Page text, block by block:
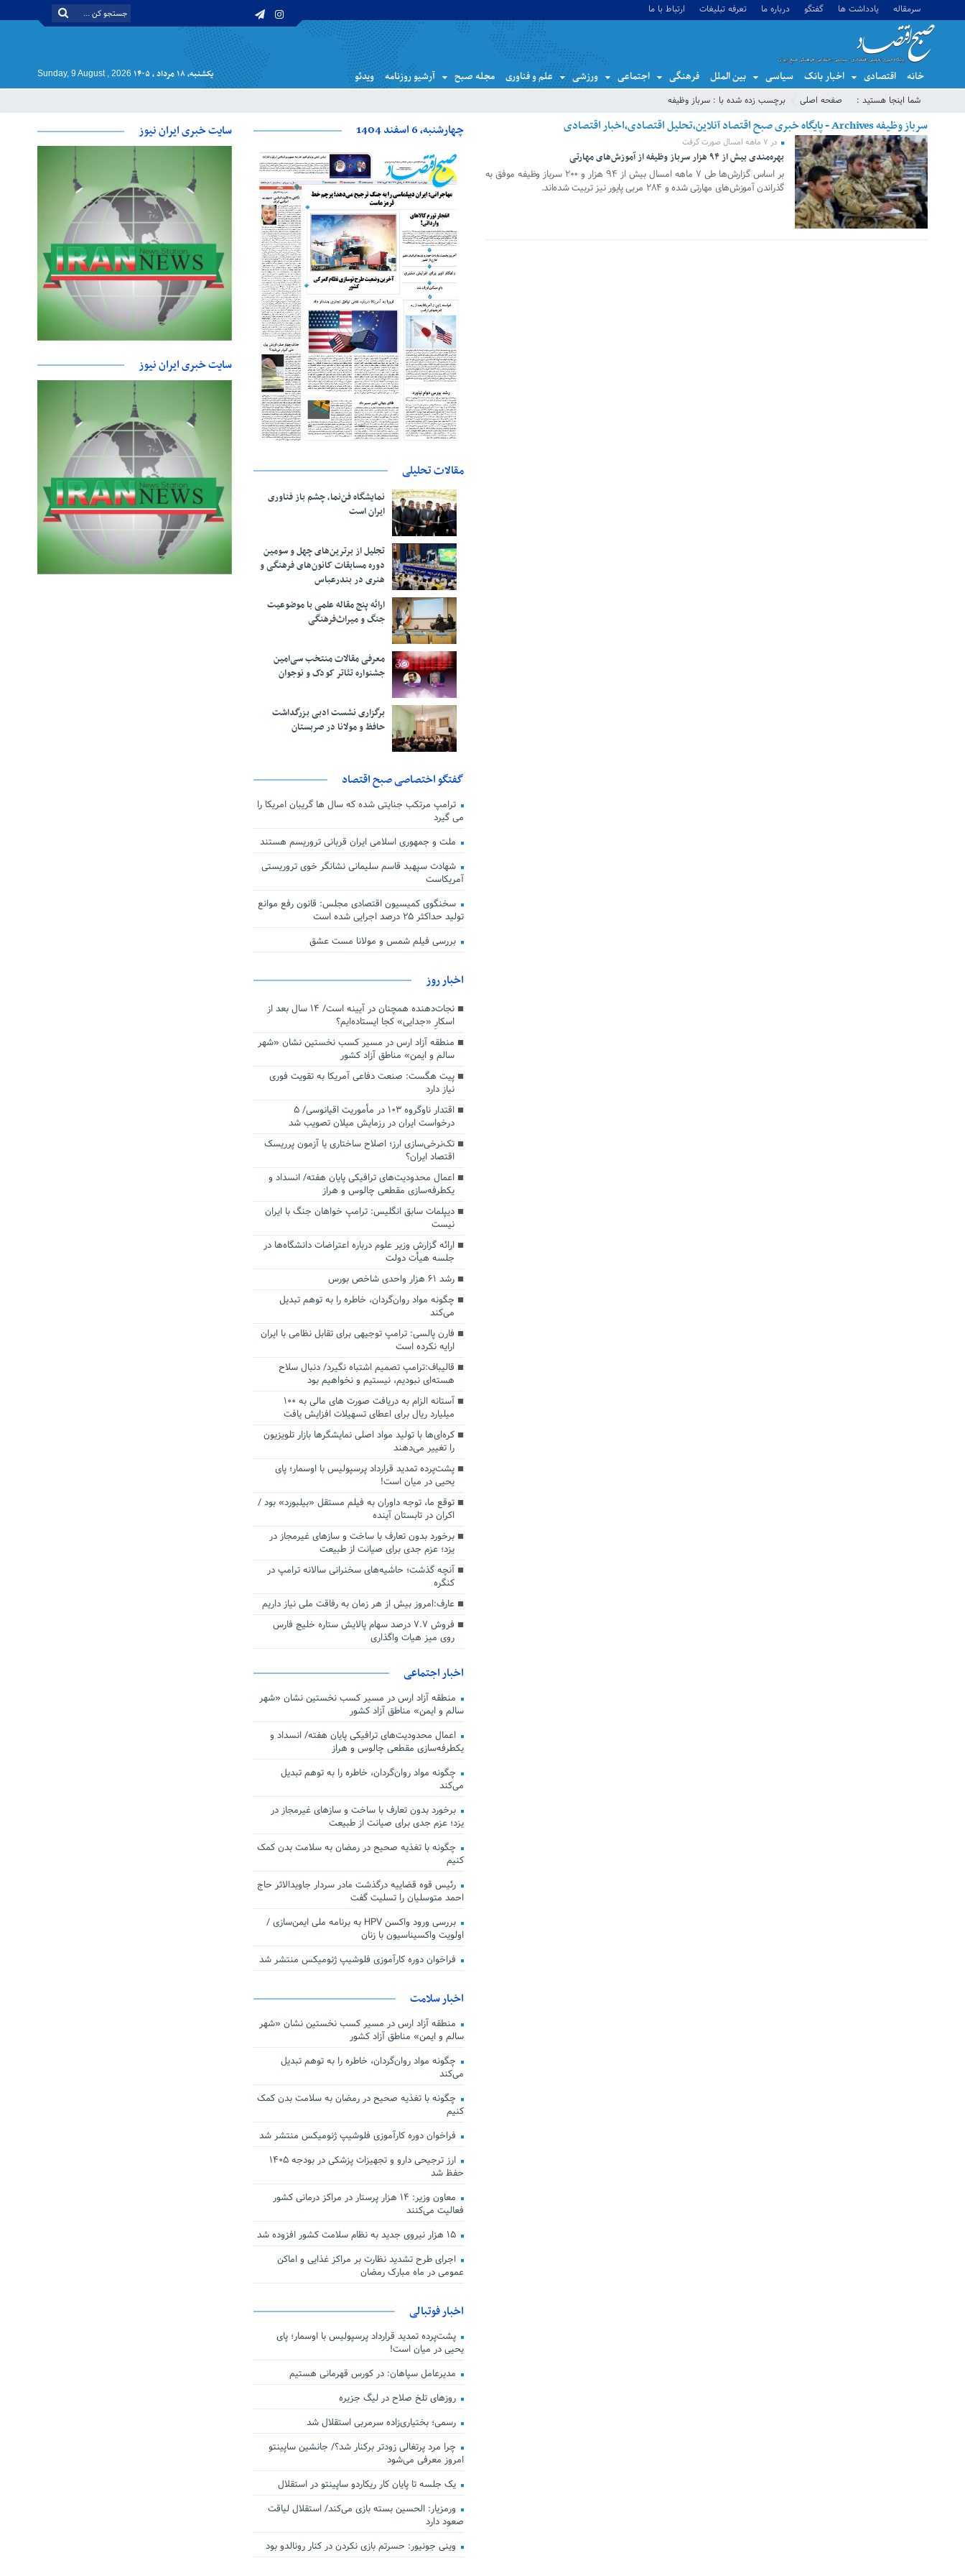
سرمقاله یادداشت ها گفتگو درباره ما تعرفه تبلیغات ارتباط با ما
خانه اقتصادی اخبار بانک سیاسی بین الملل فرهنگی اجتماعی ورزشی علم و فناوری مجله صبح آرشیو روزنامه ویدئو یکشنبه, ۱۸ مرداد , ۱۴۰۵ Sunday, 9 August , 2026
شما اینجا هستید : صفحه اصلی برچسب زده شده با : سرباز وظیفه
سرباز وظیفه Archives - پایگاه خبری صبح اقتصاد آنلاین،تحلیل اقتصادی،اخبار اقتصادی
06 نوامبر 2024
در ۷ ماهه امسال صورت گرفت
بهره‌مندی بیش از ۹۴ هزار سرباز وظیفه از آموزش‌های مهارتی
بر اساس گزارش‌ها طی ۷ ماهه امسال بیش از ۹۴ هزار و ۲۰۰ سرباز وظیفه موفق به
گذراندن آموزش‌های مهارتی شده‌ و ۲۸۴ مربی پایور نیز تربیت شده‌اند.
چهارشنبه، 6 اسفند 1404
مقالات تحلیلی
نمایشگاه فن‌نما، چشم باز فناوری
ایران است
تجلیل از بر‌ترین‌های چهل و سومین
دوره مسابقات کانون‌های فرهنگی و
هنری در بندرعباس
ارائه پنج مقاله علمی با موضوعیت
جنگ و میراث‌فرهنگی
معرفی مقالات منتخب سی‌امین
جشنواره تئاتر کودک و نوجوان
برگزاری نشست ادبی بزرگداشت
حافظ و مولانا در صربستان
گفتگو اختصاصی صبح اقتصاد
ترامپ مرتکب جنایتی شده که سال ها گریبان امریکا را
می گیرد
ملت و جمهوری اسلامی ایران قربانی تروریسم هستند
شهادت سپهبد قاسم سلیمانی نشانگر خوی تروریستی
آمریکاست
سخنگوی کمیسیون اقتصادی مجلس: قانون رفع موانع
تولید حداکثر ۲۵ درصد اجرایی شده است
بررسی فیلم شمس و مولانا مست عشق
اخبار روز
نجات‌دهنده‌ همچنان در آیینه است/ ۱۴ سال بعد از
اسکارِ «جدایی» کجا ایستاده‌ایم؟
منطقه آزاد ارس در مسیر کسب نخستین نشان «شهر
سالم و ایمن» مناطق آزاد کشور
پیت هگست: صنعت دفاعی آمریکا به تقویت فوری
نیاز دارد
اقتدار ناوگروه ۱۰۳ در مأموریت‌ اقیانوسی/ ۵
درخواست ایران در رزمایش میلان تصویب شد
تک‌نرخی‌سازی ارز؛ اصلاح ساختاری یا آزمون پرریسک
اقتصاد ایران؟
اعمال محدودیت‌های ترافیکی پایان هفته/ انسداد و
یکطرفه‌سازی مقطعی چالوس و هراز
دیپلمات سابق انگلیس:‌ ترامپ خواهان جنگ با ایران
نیست
ارائه گزارش وزیر علوم درباره اعتراضات دانشگاه‌ها در
جلسه هیأت دولت
رشد ۶۱ هزار واحدی شاخص بورس
چگونه مواد روان‌گردان، خاطره را به توهم تبدیل
می‌کند
فارن پالسی: ترامپ توجیهی برای تقابل نظامی با ایران
ارایه نکرده است
قالیباف:ترامپ تصمیم اشتباه نگیرد/ دنبال سلاح
هسته‌ای نبودیم، نیستیم و نخواهیم بود
آستانه الزام به دریافت صورت های مالی به ۱۰۰
میلیارد ریال برای اعطای تسهیلات افزایش یافت
کره‌ای‌ها با تولید مواد اصلی نمایشگرها بازار تلویزیون
را تغییر می‌دهند
پشت‌پرده تمدید قرارداد پرسپولیس با اوسمار؛ پای
یحیی در میان است!
توقع ما، توجه داوران به فیلم مستقل «بیلبورد» بود /
اکران در تابستان آینده
برخورد بدون تعارف با ساخت‌ و سازهای غیرمجاز در
یزد؛ عزم جدی برای صیانت از طبیعت
آنچه گذشت؛ حاشیه‌های سخنرانی سالانه ترامپ در
کنگره
عارف:امروز بیش از هر زمان به رفاقت ملی نیاز داریم
فروش ۷.۷ درصد سهام پالایش ستاره خلیج فارس
روی میز هیات واگذاری
اخبار اجتماعی
منطقه آزاد ارس در مسیر کسب نخستین نشان «شهر
سالم و ایمن» مناطق آزاد کشور
اعمال محدودیت‌های ترافیکی پایان هفته/ انسداد و
یکطرفه‌سازی مقطعی چالوس و هراز
چگونه مواد روان‌گردان، خاطره را به توهم تبدیل
می‌کند
برخورد بدون تعارف با ساخت‌ و سازهای غیرمجاز در
یزد؛ عزم جدی برای صیانت از طبیعت
چگونه با تغذیه صحیح در رمضان به سلامت بدن کمک
کنیم
رئیس قوه قضاییه درگذشت مادر سردار جاویدالاثر حاج
احمد متوسلیان را تسلیت گفت
بررسی ورود واکسن HPV به برنامه ملی ایمن‌سازی /
اولویت واکسیناسیون با زنان
فراخوان دوره کارآموزی فلوشیپ ژنومیکس منتشر شد
اخبار سلامت
منطقه آزاد ارس در مسیر کسب نخستین نشان «شهر
سالم و ایمن» مناطق آزاد کشور
چگونه مواد روان‌گردان، خاطره را به توهم تبدیل
می‌کند
چگونه با تغذیه صحیح در رمضان به سلامت بدن کمک
کنیم
فراخوان دوره کارآموزی فلوشیپ ژنومیکس منتشر شد
ارز ترجیحی دارو و تجهیزات پزشکی در بودجه ۱۴۰۵
حفظ شد
معاون وزیر: ۱۴ هزار پرستار در مراکز درمانی کشور
فعالیت می‌کنند
۱۵ هزار نیروی جدید به نظام سلامت کشور افزوده شد
اجرای طرح تشدید نظارت بر مراکز غذایی و اماکن
عمومی در ماه مبارک رمضان
اخبار فوتبالی
پشت‌پرده تمدید قرارداد پرسپولیس با اوسمار؛ پای
یحیی در میان است!
مدیرعامل سپاهان: در کورس قهرمانی هستیم
روزهای تلخ صلاح در لیگ جزیره
رسمی؛ بختیاری‌زاده سرمربی استقلال شد
چرا مرد پرتغالی زودتر برکنار شد؟/ جانشین ساپینتو
امروز معرفی می‌شود
یک جلسه تا پایان کار ریکاردو ساپینتو در استقلال
ورمزیار: الحسین بسته بازی می‌کند/ استقلال لیاقت
صعود دارد
وینی جونیور: حسرتم بازی نکردن در کنار رونالدو بود
سایت خبری ایران نیوز
سایت خبری ایران نیوز